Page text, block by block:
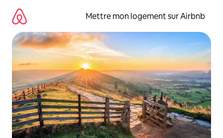
directement
contenu
Mettre mon logement sur Airbnb